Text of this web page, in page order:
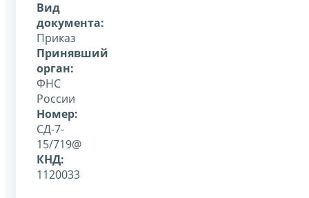
Вид
документа:
Приказ
Принявший
орган:
ФНС
России
Номер:
СД-7-
15/719@
КНД:
1120033